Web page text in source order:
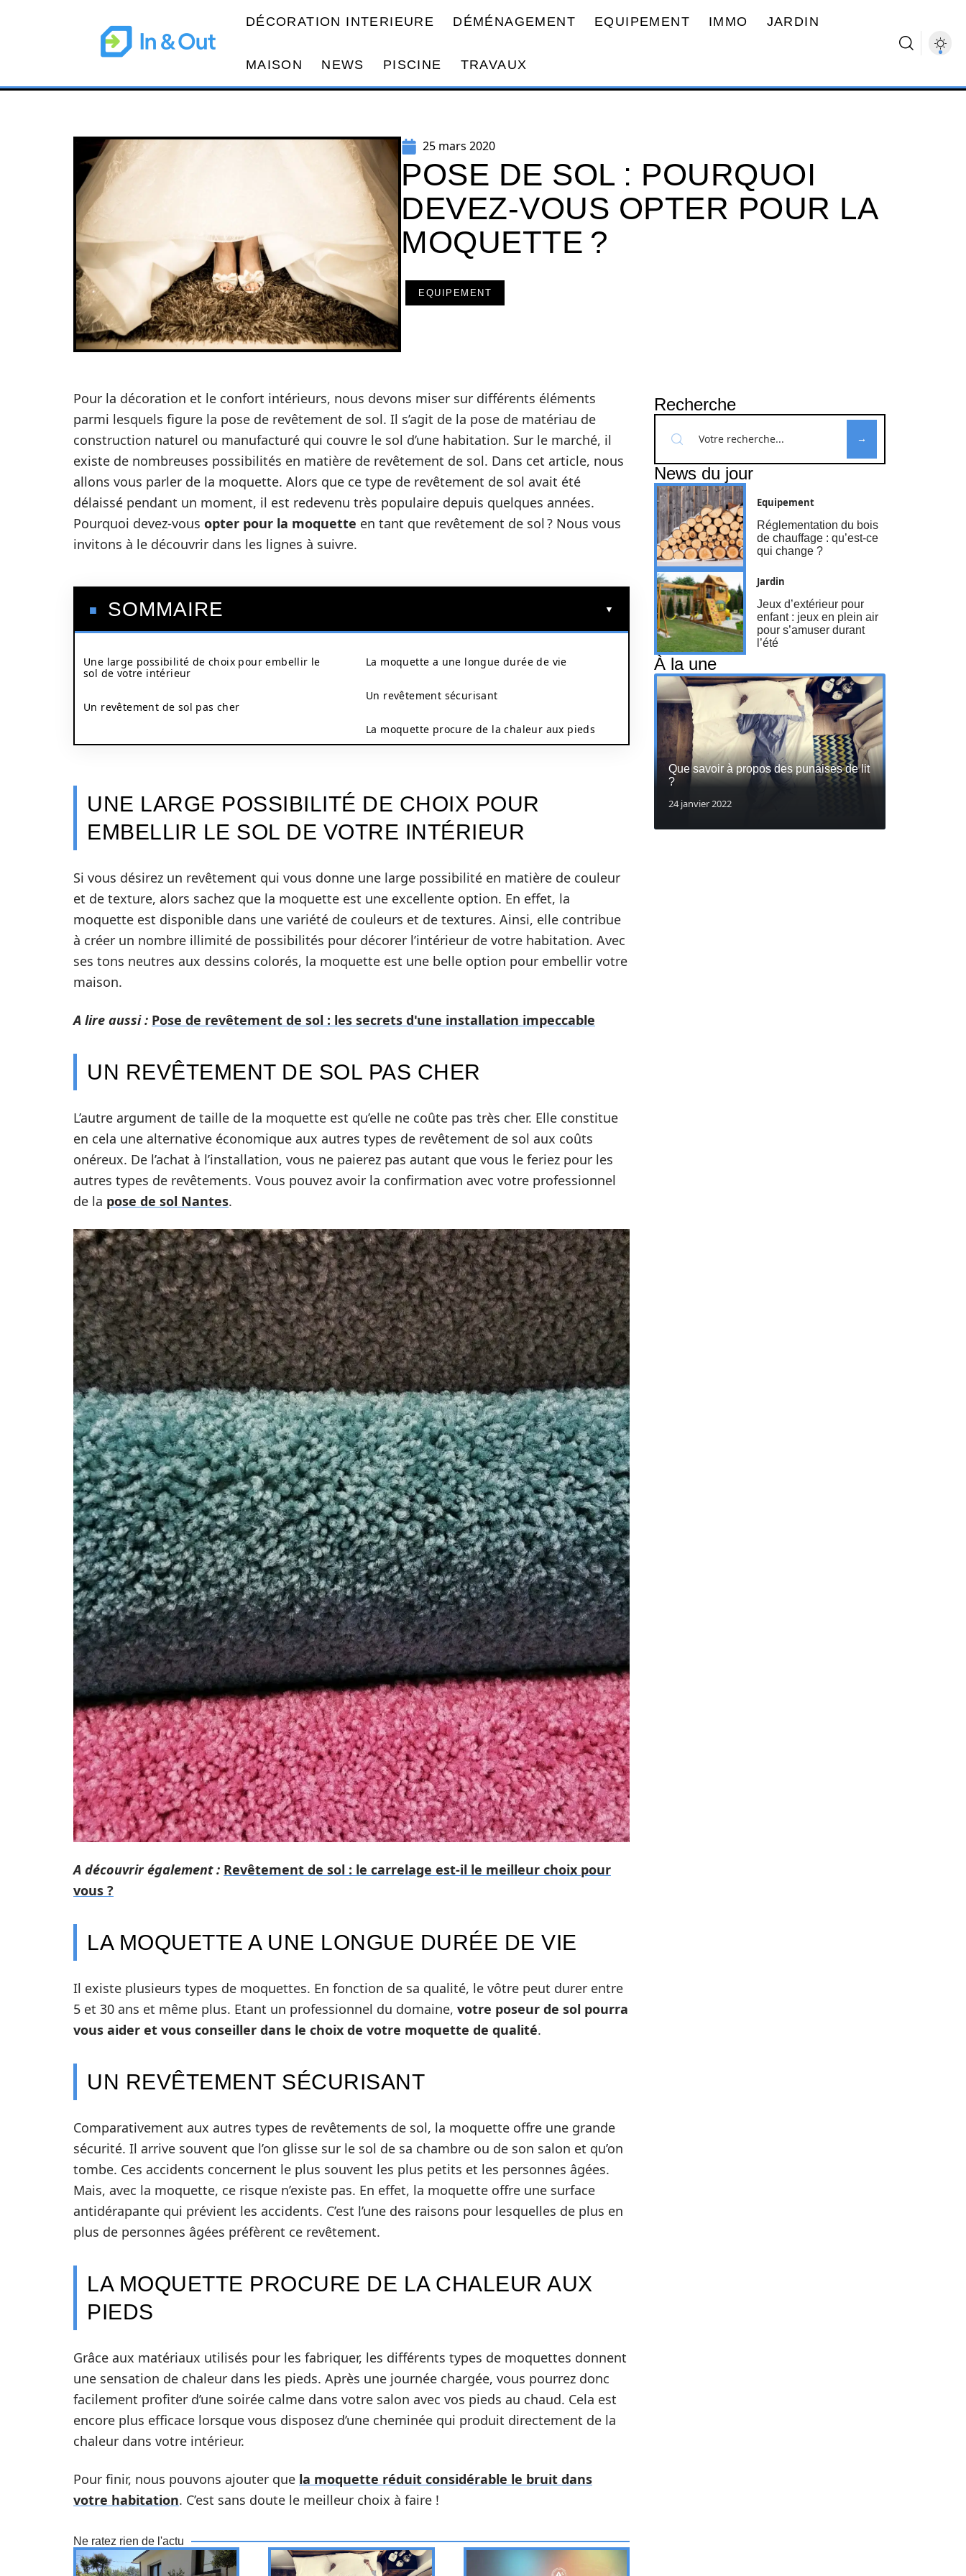
DÉCORATION INTERIEURE DÉMÉNAGEMENT EQUIPEMENT IMMO JARDIN
MAISON NEWS PISCINE TRAVAUX
25 mars 2020
POSE DE SOL : POURQUOI
DEVEZ-VOUS OPTER POUR LA
MOQUETTE ?
EQUIPEMENT
Pour la décoration et le confort intérieurs, nous devons miser sur différents éléments
parmi lesquels figure la pose de revêtement de sol. Il s’agit de la pose de matériau de
construction naturel ou manufacturé qui couvre le sol d’une habitation. Sur le marché, il
existe de nombreuses possibilités en matière de revêtement de sol. Dans cet article, nous
allons vous parler de la moquette. Alors que ce type de revêtement de sol avait été
délaissé pendant un moment, il est redevenu très populaire depuis quelques années.
Pourquoi devez-vous opter pour la moquette en tant que revêtement de sol ? Nous vous
invitons à le découvrir dans les lignes à suivre.
SOMMAIRE
Une large possibilité de choix pour embellir le
sol de votre intérieur
Un revêtement de sol pas cher
La moquette a une longue durée de vie
Un revêtement sécurisant
La moquette procure de la chaleur aux pieds
UNE LARGE POSSIBILITÉ DE CHOIX POUR
EMBELLIR LE SOL DE VOTRE INTÉRIEUR
Si vous désirez un revêtement qui vous donne une large possibilité en matière de couleur
et de texture, alors sachez que la moquette est une excellente option. En effet, la
moquette est disponible dans une variété de couleurs et de textures. Ainsi, elle contribue
à créer un nombre illimité de possibilités pour décorer l’intérieur de votre habitation. Avec
ses tons neutres aux dessins colorés, la moquette est une belle option pour embellir votre
maison.
A lire aussi : Pose de revêtement de sol : les secrets d'une installation impeccable
UN REVÊTEMENT DE SOL PAS CHER
L’autre argument de taille de la moquette est qu’elle ne coûte pas très cher. Elle constitue
en cela une alternative économique aux autres types de revêtement de sol aux coûts
onéreux. De l’achat à l’installation, vous ne paierez pas autant que vous le feriez pour les
autres types de revêtements. Vous pouvez avoir la confirmation avec votre professionnel
de la pose de sol Nantes.
A découvrir également : Revêtement de sol : le carrelage est-il le meilleur choix pour
vous ?
LA MOQUETTE A UNE LONGUE DURÉE DE VIE
Il existe plusieurs types de moquettes. En fonction de sa qualité, le vôtre peut durer entre
5 et 30 ans et même plus. Etant un professionnel du domaine, votre poseur de sol pourra
vous aider et vous conseiller dans le choix de votre moquette de qualité.
UN REVÊTEMENT SÉCURISANT
Comparativement aux autres types de revêtements de sol, la moquette offre une grande
sécurité. Il arrive souvent que l’on glisse sur le sol de sa chambre ou de son salon et qu’on
tombe. Ces accidents concernent le plus souvent les plus petits et les personnes âgées.
Mais, avec la moquette, ce risque n’existe pas. En effet, la moquette offre une surface
antidérapante qui prévient les accidents. C’est l’une des raisons pour lesquelles de plus en
plus de personnes âgées préfèrent ce revêtement.
LA MOQUETTE PROCURE DE LA CHALEUR AUX
PIEDS
Grâce aux matériaux utilisés pour les fabriquer, les différents types de moquettes donnent
une sensation de chaleur dans les pieds. Après une journée chargée, vous pourrez donc
facilement profiter d’une soirée calme dans votre salon avec vos pieds au chaud. Cela est
encore plus efficace lorsque vous disposez d’une cheminée qui produit directement de la
chaleur dans votre intérieur.
Pour finir, nous pouvons ajouter que la moquette réduit considérable le bruit dans
votre habitation. C’est sans doute le meilleur choix à faire !
Ne ratez rien de l'actu
Recherche
News du jour
Equipement
Réglementation du bois
de chauffage : qu’est-ce
qui change ?
Jardin
Jeux d’extérieur pour
enfant : jeux en plein air
pour s’amuser durant
l’été
À la une
Que savoir à propos des punaises de lit
?
24 janvier 2022